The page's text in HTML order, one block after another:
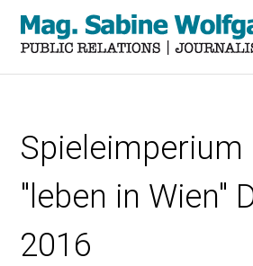
Inhalt
Spieleimperium
"leben in Wien"
2016